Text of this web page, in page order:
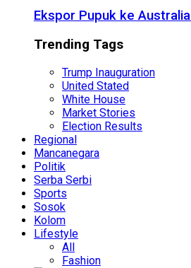
Ekspor Pupuk ke
Trending Tags
Trump Inauguration
United Stated
White House
Market Stories
Election Results
Regional
Mancanegara
Politik
Serba Serbi
Sports
Sosok
Kolom
Lifestyle
All
Fashion